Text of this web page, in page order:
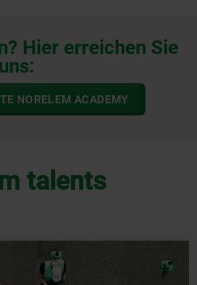
Hier erreichen Sie
uns:
NORELEM ACADEMY
talents